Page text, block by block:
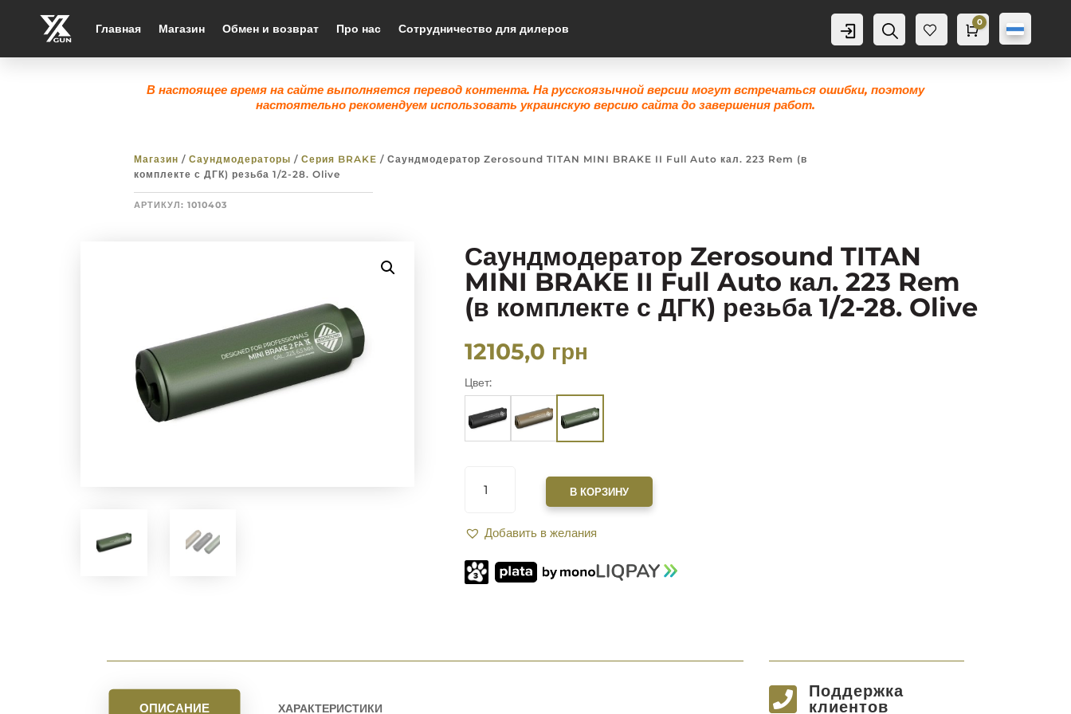
Главная Магазин Обмен и возврат Про нас Сотрудничество для дилеров Аккаунт
Поиск
Же
0
Корзина
0
0,0грн
В настоящее время на сайте выполняется перевод контента. На русскоязычной версии могут встречаться ошибки, поэтому
настоятельно рекомендуем использовать украинскую версию сайта до завершения работ.
Магазин / Саундмодераторы / Серия BRAKE / Саундмодератор Zerosound TITAN MINI BRAKE II Full Auto кал. 223 Rem (в
комплекте с ДГК) резьба 1/2-28. Olive
АРТИКУЛ: 1010403
Саундмодератор Zerosound TITAN
MINI BRAKE II Full Auto кал. 223 Rem
(в комплекте с ДГК) резьба 1/2-28. Olive
12105,0 грн
Цвет:
ТОВАРА
САУНДМОДЕРАТОР
TITAN
BRAKE
II
В КОРЗИНУ
Добавить в желания
ОПИСАНИЕ ХАРАКТЕРИСТИКИ 
Поддержка
клиентов